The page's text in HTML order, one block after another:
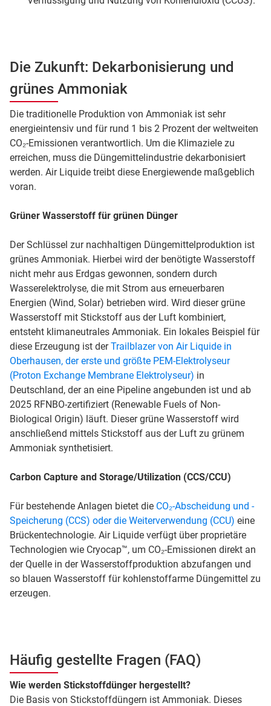
Die Zukunft: Dekarbonisierung und
grünes Ammoniak
Die traditionelle Produktion von Ammoniak ist sehr
energieintensiv und für rund 1 bis 2 Prozent der weltweiten
CO₂-Emissionen verantwortlich. Um die Klimaziele zu
erreichen, muss die Düngemittelindustrie dekarbonisiert
werden. Air Liquide treibt diese Energiewende maßgeblich
voran.
Grüner Wasserstoff für grünen Dünger
Der Schlüssel zur nachhaltigen Düngemittelproduktion ist
grünes Ammoniak. Hierbei wird der benötigte Wasserstoff
nicht mehr aus Erdgas gewonnen, sondern durch
Wasserelektrolyse, die mit Strom aus erneuerbaren
Energien (Wind, Solar) betrieben wird. Wird dieser grüne
Wasserstoff mit Stickstoff aus der Luft kombiniert,
entsteht klimaneutrales Ammoniak. Ein lokales Beispiel für
diese Erzeugung ist derTrailblazer von Air Liquide in
Oberhausen, der erste und größte PEM-Elektrolyseur
(Proton Exchange Membrane Elektrolyseur) in
Deutschland, der an eine Pipeline angebunden ist und ab
2025 RFNBO-zertifiziert (Renewable Fuels of Non-
Biological Origin) läuft. Dieser grüne Wasserstoff wird
anschließend mittels Stickstoff aus der Luft zu grünem
Ammoniak synthetisiert.
Carbon Capture and Storage/Utilization (CCS/CCU)
Für bestehende Anlagen bietet die CO₂-Abscheidung und -
Speicherung (CCS) oder die Weiterverwendung (CCU) eine
Brückentechnologie. Air Liquide verfügt über proprietäre
Technologien wie Cryocap™, um CO₂-Emissionen direkt an
der Quelle in der Wasserstoffproduktion abzufangen und
so blauen Wasserstoff für kohlenstoffarme Düngemittel zu
erzeugen.
Häufig gestellte Fragen (FAQ)
Wie werden Stickstoffdünger hergestellt?
Die Basis von Stickstoffdüngern ist Ammoniak. Dieses